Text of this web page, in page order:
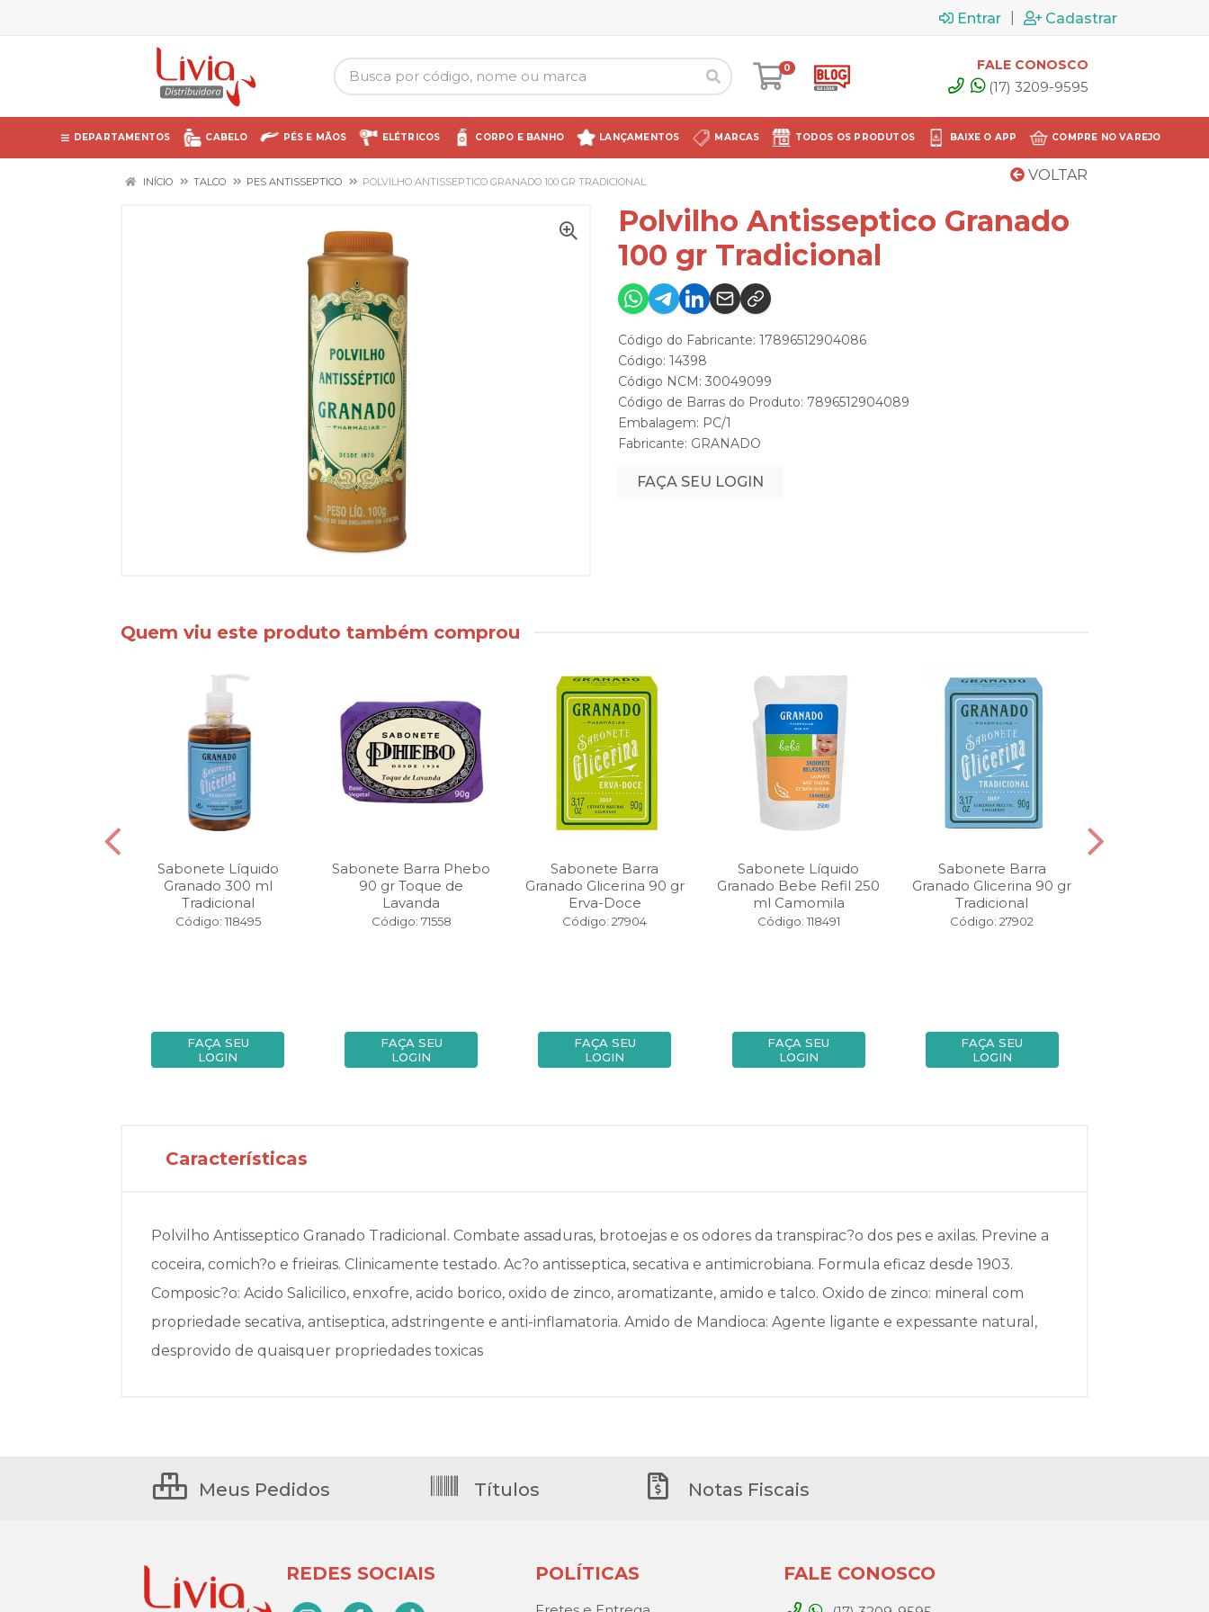
Entrar Cadastrar
0 FALE CONOSCO
(17) 3209-9595
DEPARTAMENTOS CABELO PÉS E MÃOS ELÉTRICOS CORPO E BANHO LANÇAMENTOS MARCAS TODOS OS PRODUTOS BAIXE O APP COMPRE NO VAREJO
VOLTAR
INÍCIO TALCO PES ANTISSEPTICO POLVILHO ANTISSEPTICO GRANADO 100 GR TRADICIONAL
Polvilho Antisseptico Granado
100 gr Tradicional
Código do Fabricante: 17896512904086
Código: 14398
Código NCM: 30049099
Código de Barras do Produto: 7896512904089
Embalagem: PC/1
Fabricante: GRANADO
FAÇA SEU LOGIN
Quem viu este produto também comprou
Sabonete Líquido
Granado 300 ml
Tradicional
Código: 118495
FAÇA SEU
LOGIN
Sabonete Barra Phebo
90 gr Toque de
Lavanda
Código: 71558
FAÇA SEU
LOGIN
Sabonete Barra
Granado Glicerina 90 gr
Erva-Doce
Código: 27904
FAÇA SEU
LOGIN
Sabonete Líquido
Granado Bebe Refil 250
ml Camomila
Código: 118491
FAÇA SEU
LOGIN
Sabonete Barra
Granado Glicerina 90 gr
Tradicional
Código: 27902
FAÇA SEU
LOGIN
Características
Polvilho Antisseptico Granado Tradicional. Combate assaduras, brotoejas e os odores da transpirac?o dos pes e axilas. Previne a
coceira, comich?o e frieiras. Clinicamente testado. Ac?o antisseptica, secativa e antimicrobiana. Formula eficaz desde 1903.
Composic?o: Acido Salicilico, enxofre, acido borico, oxido de zinco, aromatizante, amido e talco. Oxido de zinco: mineral com
propriedade secativa, antiseptica, adstringente e anti-inflamatoria. Amido de Mandioca: Agente ligante e expessante natural,
desprovido de quaisquer propriedades toxicas
Meus Pedidos Títulos Notas Fiscais
REDES SOCIAIS POLÍTICAS FALE CONOSCO